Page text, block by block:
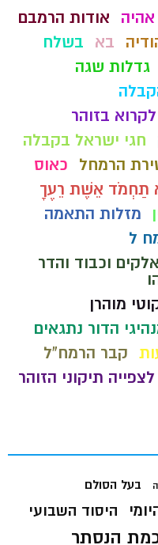
אודות הרמבם
בא
בשלח
גדלות שגה
בזוהר
חגי ישראל בקבלה
הרמחל
כאוס
תַחְמֹד אֵשֶׁת רֵעֶךָ
מזלות התאמה
ל
וכבוד והדר
מוהרן
הדור נתגאים
קבר הרמח"ל
תיקוני הזוהר
בעל הסולם
היסוד השבועי
הנסתר